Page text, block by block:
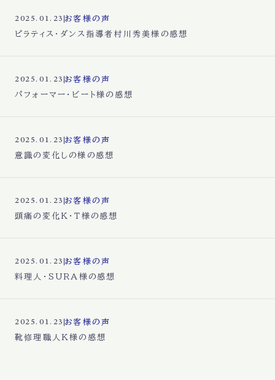
2025.01.23 お客様の声
ピラティス・ダンス指導者村川秀美様の感想
2025.01.23 お客様の声
パフォーマー・ビート様の感想
2025.01.23 お客様の声
意識の変化しの様の感想
2025.01.23 お客様の声
頭痛の変化K・T様の感想
2025.01.23 お客様の声
料理人・SURA様の感想
2025.01.23 お客様の声
靴修理職人K様の感想